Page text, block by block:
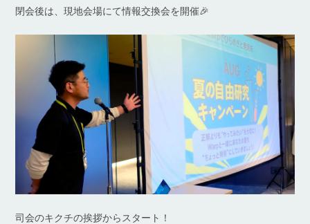
閉会後は、現地会場にて情報交換会を開催🎉
司会のキクチの挨拶からスタート！